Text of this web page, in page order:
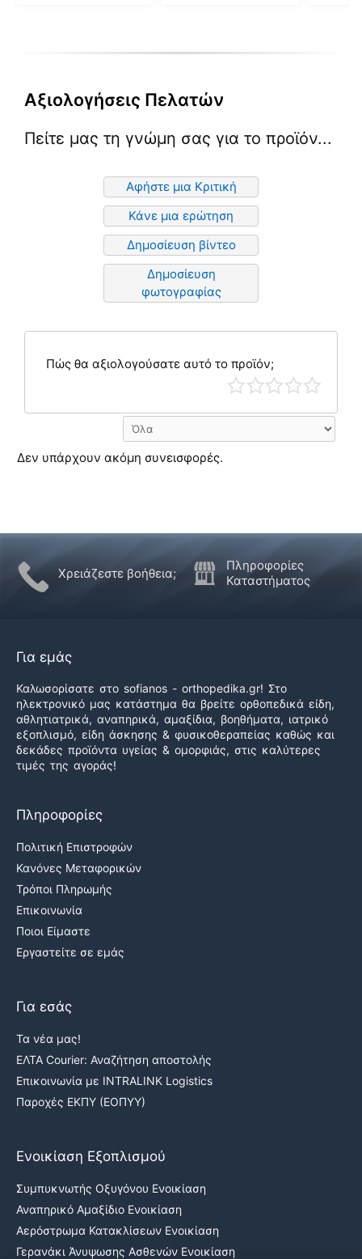
Αξιολογήσεις Πελατών
Πείτε μας τη γνώμη σας για το προϊόν...
Αφήστε μια Κριτική
Κάνε μια ερώτηση
Δημοσίευση βίντεο
Δημοσίευση
φωτογραφίας
Πώς θα αξιολογούσατε αυτό το προϊόν;
Δεν υπάρχουν ακόμη συνεισφορές.
Χρειάζεστε βοήθεια;
Πληροφορίες
Καταστήματος
Για εμάς
Καλωσορίσατε στο sofianos - orthopedika.gr! Στο
ηλεκτρονικό μας κατάστημα θα βρείτε ορθοπεδικά είδη,
αθλητιατρικά, αναπηρικά, αμαξίδια, βοηθήματα, ιατρικό
εξοπλισμό, είδη άσκησης & φυσικοθεραπείας καθώς και
δεκάδες προϊόντα υγείας & ομορφιάς, στις καλύτερες
τιμές της αγοράς!
Πληροφορίες
Πολιτική Επιστροφών
Κανόνες Μεταφορικών
Τρόποι Πληρωμής
Επικοινωνία
Ποιοι Είμαστε
Εργαστείτε σε εμάς
Για εσάς
Τα νέα μας!
ΕΛΤΑ Courier: Αναζήτηση αποστολής
Επικοινωνία με INTRALINK Logistics
Παροχές ΕΚΠΥ (ΕΟΠΥΥ)
Ενοικίαση Εξοπλισμού
Συμπυκνωτής Οξυγόνου Ενοικίαση
Αναπηρικό Αμαξίδιο Ενοικίαση
Αερόστρωμα Κατακλίσεων Ενοικίαση
Γερανάκι Άνυψωσης Ασθενών Ενοικίαση